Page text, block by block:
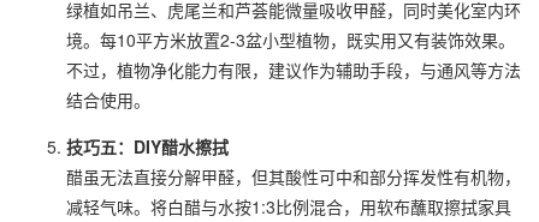
绿植如吊兰、虎尾兰和芦荟能微量吸收甲醛，同时美化室内环
境。每10平方米放置2-3盆小型植物，既实用又有装饰效果。
不过，植物净化能力有限，建议作为辅助手段，与通风等方法
结合使用。
技巧五：DIY醋水擦拭
醋虽无法直接分解甲醛，但其酸性可中和部分挥发性有机物，
减轻气味。将白醋与水按1:3比例混合，用软布蘸取擦拭家具